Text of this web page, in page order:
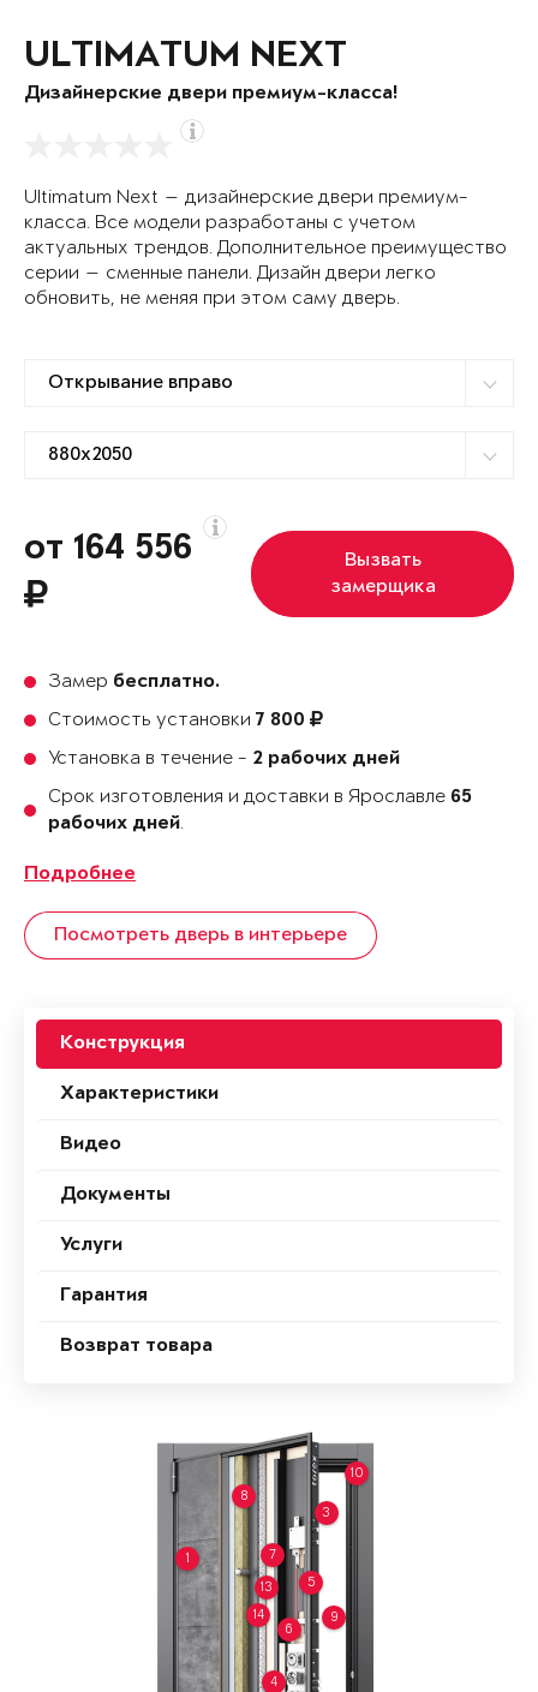
ULTIMATUM NEXT
Дизайнерские двери премиум-класса!
Ultimatum Next — дизайнерские двери премиум-
класса. Все модели разработаны с учетом
актуальных трендов. Дополнительное преимущество
серии — сменные панели. Дизайн двери легко
обновить, не меняя при этом саму дверь.
от 164 556
Вызвать
замерщика
Замер бесплатно.
Стоимость установки 7 800
Установка в течение - 2 рабочих дней
Срок изготовления и доставки в Ярославле 65
рабочих дней.
Подробнее
Посмотреть дверь в интерьере
Конструкция
Характеристики
Видео
Документы
Услуги
Гарантия
Возврат товара
1
3
4
5
6
7
8
9
10
13
14